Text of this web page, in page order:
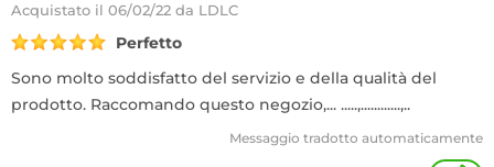
Acquistato il 06/02/22 da LDLC
Perfetto
Sono molto soddisfatto del servizio e della qualità del
prodotto. Raccomando questo negozio,... .....,............,..
Messaggio tradotto automaticamente